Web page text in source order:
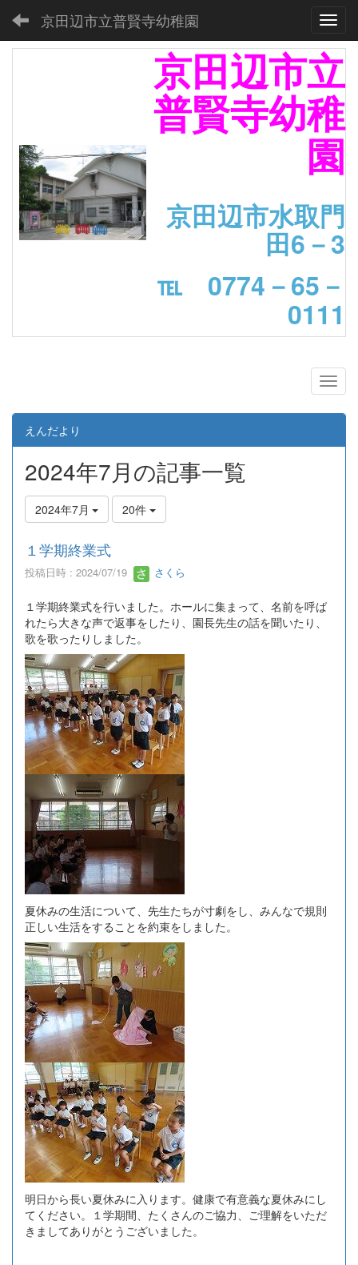
京田辺市立普賢寺幼稚園
京田辺市立
普賢寺幼稚
園
京田辺市水取門
田6－3
℡ 0774－65－
0111
えんだより
2024年7月の記事一覧
2024年7月 20件
１学期終業式
投稿日時 : 2024/07/19 さくら
１学期終業式を行いました。ホールに集まって、名前を呼ば
れたら大きな声で返事をしたり、園長先生の話を聞いたり、
歌を歌ったりしました。
夏休みの生活について、先生たちが寸劇をし、みんなで規則
正しい生活をすることを約束をしました。
明日から長い夏休みに入ります。健康で有意義な夏休みにし
てください。１学期間、たくさんのご協力、ご理解をいただ
きましてありがとうございました。